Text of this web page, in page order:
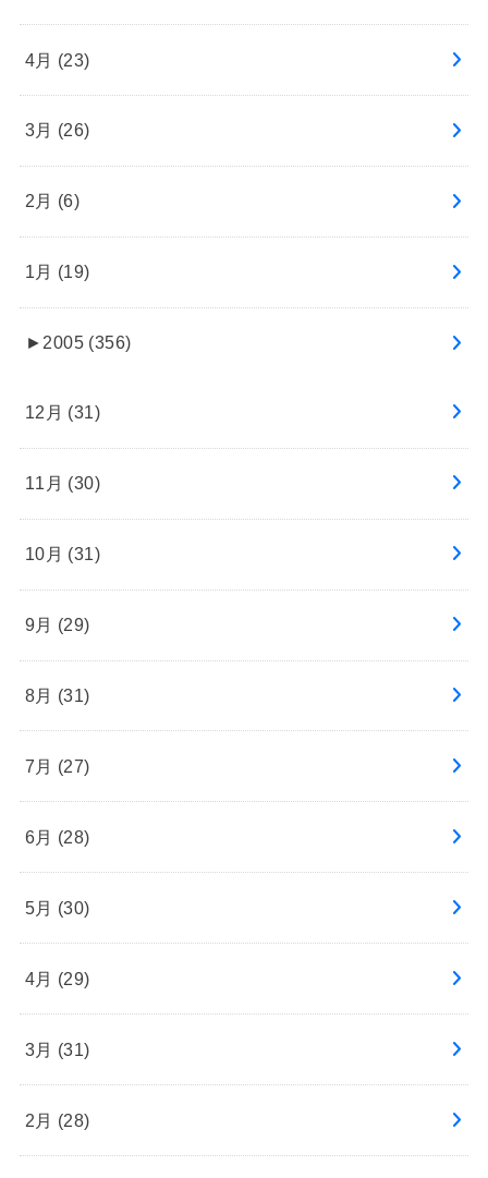
4月 (23)
3月 (26)
2月 (6)
1月 (19)
► 2005 (356)
12月 (31)
11月 (30)
10月 (31)
9月 (29)
8月 (31)
7月 (27)
6月 (28)
5月 (30)
4月 (29)
3月 (31)
2月 (28)